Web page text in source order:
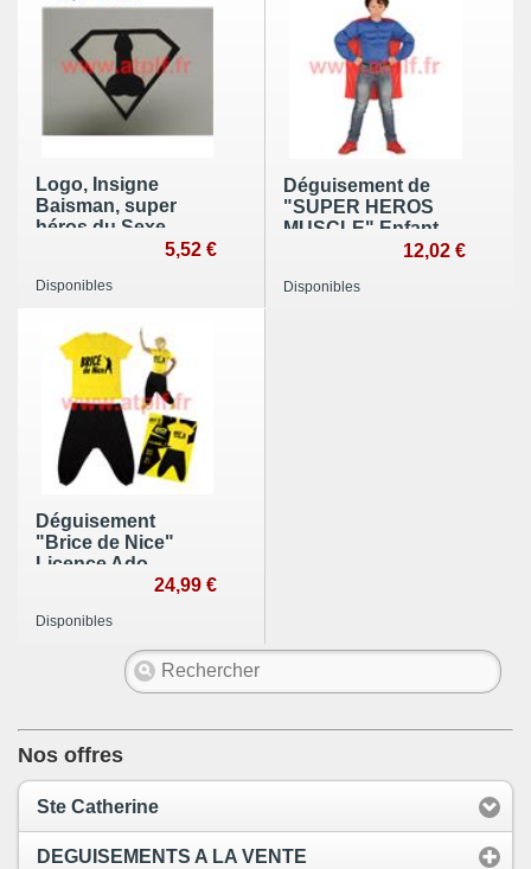
Logo, Insigne
Baisman, super
héros du Sexe
5,52 €
Disponibles
Déguisement de
"SUPER HEROS
MUSCLE" Enfant
12,02 €
Disponibles
Déguisement
"Brice de Nice"
Licence Ado
24,99 €
Disponibles
Nos offres
Ste Catherine
DEGUISEMENTS A LA VENTE